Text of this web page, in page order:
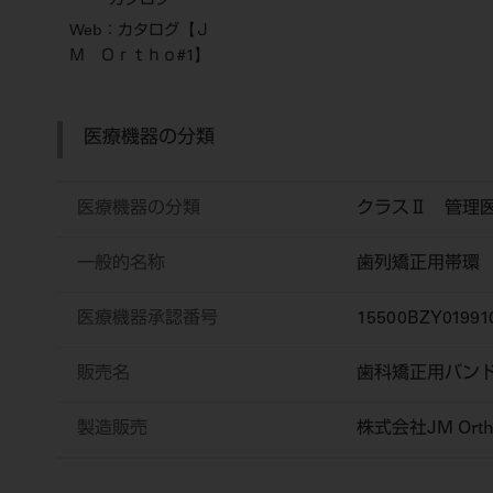
Web：カタログ【Ｊ
Ｍ Ｏｒｔｈｏ#1】
医療機器の分類
医療機器の分類 クラスⅡ 管理
一般的名称 歯列矯正用帯環
医療機器承認番号
販売名 歯科矯正用バン
製造販売 株式会社JM